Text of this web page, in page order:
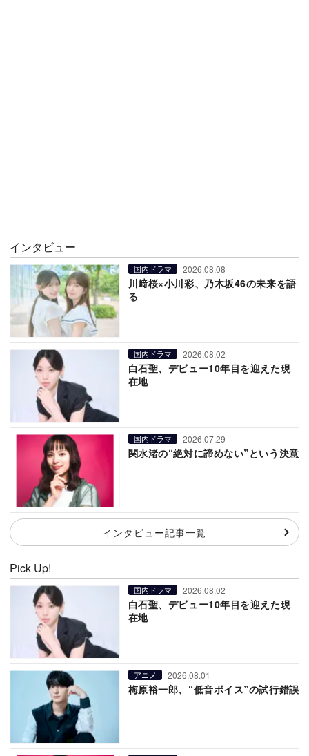
インタビュー
国内ドラマ 2026.08.08
川﨑桜×小川彩、乃木坂46の未来を語
る
国内ドラマ 2026.08.02
白石聖、デビュー10年目を迎えた現
在地
国内ドラマ 2026.07.29
関水渚の“絶対に諦めない”という決意
インタビュー記事一覧
Pick Up!
国内ドラマ 2026.08.02
白石聖、デビュー10年目を迎えた現
在地
アニメ 2026.08.01
梅原裕一郎、“低音ボイス”の試行錯誤